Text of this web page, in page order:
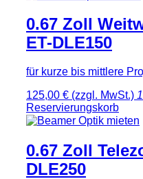
0.67 Zoll
ET-DLE150
für kurze bis mittlere
125,00 € (zzgl. MwSt.)
Reservierungskorb
0.67 Zoll
DLE250